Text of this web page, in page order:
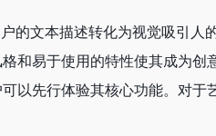
的文本描述转化为视觉吸引人
和易于使用的特性使其成为创
以先行体验其核心功能。对于